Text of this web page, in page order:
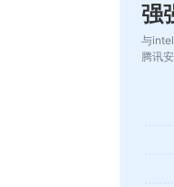
强
与
腾讯